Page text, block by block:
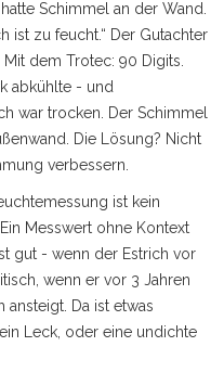
Schimmel an der Wand.
ist zu feucht.“ Der Gutachter
dem Trotec: 90 Digits.
abkühlte - und
war trocken. Der Schimmel
Die Lösung? Nicht
verbessern.
ist kein
Messwert ohne Kontext
gut - wenn der Estrich vor
wenn er vor 3 Jahren
Da ist etwas
Leck, oder eine undichte